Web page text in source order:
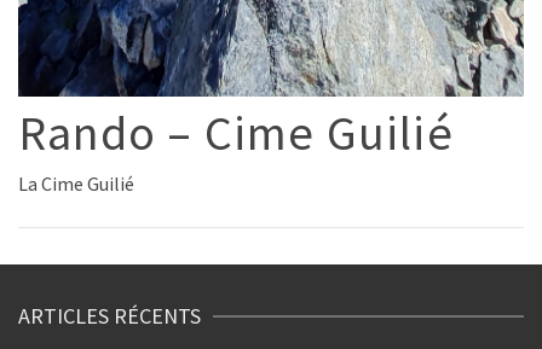
Rando – Cime Guilié
La Cime Guilié
ARTICLES RÉCENTS